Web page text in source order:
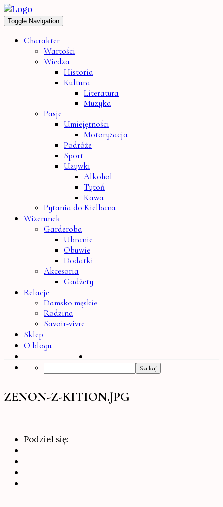
Toggle Navigation
Charakter
Wartości
Wiedza
Historia
Kultura
Literatura
Muzyka
Pasje
Umiejętności
Motoryzacja
Podróże
Sport
Używki
Alkohol
Tytoń
Kawa
Pytania do Kielbana
Wizerunek
Garderoba
Ubranie
Obuwie
Dodatki
Akcesoria
Gadżety
Relacje
Damsko męskie
Rodzina
Savoir-vivre
Sklep
O blogu
ZENON-Z-KITION.JPG
Podziel się: